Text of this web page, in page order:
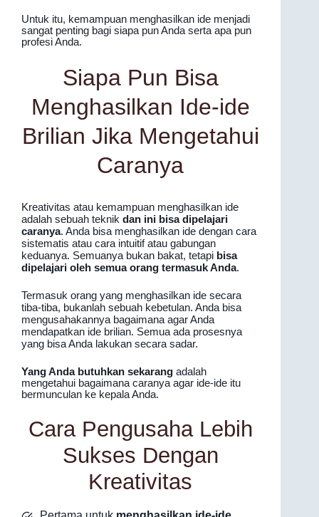
Untuk itu, kemampuan menghasilkan ide menjadi
sangat penting bagi siapa pun Anda serta apa pun
profesi Anda.
Siapa Pun Bisa
Menghasilkan Ide-ide
Brilian Jika Mengetahui
Caranya
Kreativitas atau kemampuan menghasilkan ide
adalah sebuah teknik dan ini bisa dipelajari
caranya. Anda bisa menghasilkan ide dengan cara
sistematis atau cara intuitif atau gabungan
keduanya. Semuanya bukan bakat, tetapi bisa
dipelajari oleh semua orang termasuk Anda.
Termasuk orang yang menghasilkan ide secara
tiba-tiba, bukanlah sebuah kebetulan. Anda bisa
mengusahakannya bagaimana agar Anda
mendapatkan ide brilian. Semua ada prosesnya
yang bisa Anda lakukan secara sadar.
Yang Anda butuhkan sekarang adalah
mengetahui bagaimana caranya agar ide-ide itu
bermunculan ke kepala Anda.
Cara Pengusaha Lebih
Sukses Dengan
Kreativitas